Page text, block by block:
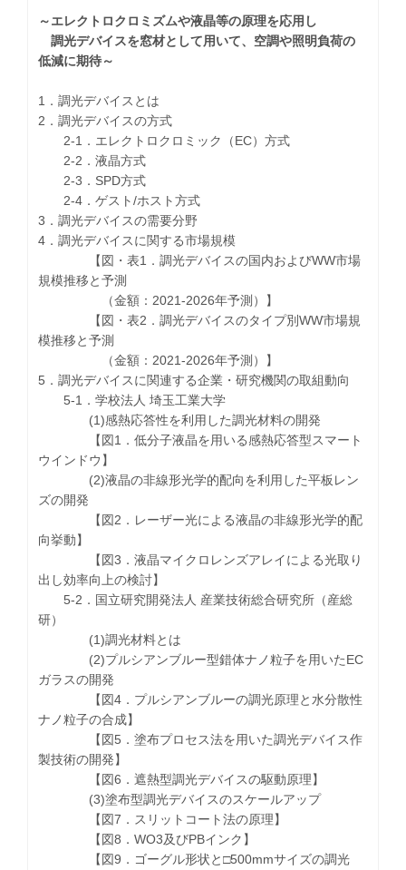
～エレクトロクロミズムや液晶等の原理を応用し
調光デバイスを窓材として用いて、空調や照明負荷の
低減に期待～
1．調光デバイスとは
2．調光デバイスの方式
2-1．エレクトロクロミック（EC）方式
2-2．液晶方式
2-3．SPD方式
2-4．ゲスト/ホスト方式
3．調光デバイスの需要分野
4．調光デバイスに関する市場規模
【図・表1．調光デバイスの国内およびWW市場
規模推移と予測
（金額：2021-2026年予測）】
【図・表2．調光デバイスのタイプ別WW市場規
模推移と予測
（金額：2021-2026年予測）】
5．調光デバイスに関連する企業・研究機関の取組動向
5-1．学校法人 埼玉工業大学
(1)感熱応答性を利用した調光材料の開発
【図1．低分子液晶を用いる感熱応答型スマート
ウインドウ】
(2)液晶の非線形光学的配向を利用した平板レン
ズの開発
【図2．レーザー光による液晶の非線形光学的配
向挙動】
【図3．液晶マイクロレンズアレイによる光取り
出し効率向上の検討】
5-2．国立研究開発法人 産業技術総合研究所（産総
研）
(1)調光材料とは
(2)プルシアンブルー型錯体ナノ粒子を用いたEC
ガラスの開発
【図4．プルシアンブルーの調光原理と水分散性
ナノ粒子の合成】
【図5．塗布プロセス法を用いた調光デバイス作
製技術の開発】
【図6．遮熱型調光デバイスの駆動原理】
(3)塗布型調光デバイスのスケールアップ
【図7．スリットコート法の原理】
【図8．WO3及びPBインク】
【図9．ゴーグル形状と□500mmサイズの調光